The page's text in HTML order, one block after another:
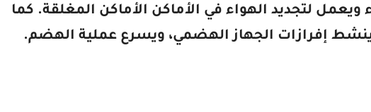
ويعمل لتجديد الهواء في الأماكن الأماكن المغلقة. كما
إفرازات الجهاز الهضمي، ويسرع عملية الهضم.